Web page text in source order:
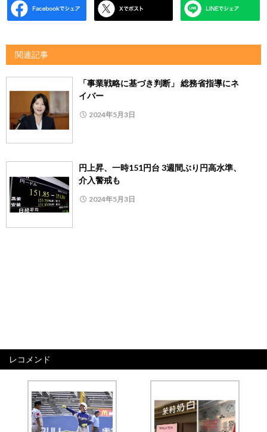
関連記事
「事業戦略に基づき判断」 総務省指導にネ
イバー
2024年5月3日
円上昇、一時151円台 3週間ぶり円高水準、
介入警戒も
2024年5月3日
レコメンド